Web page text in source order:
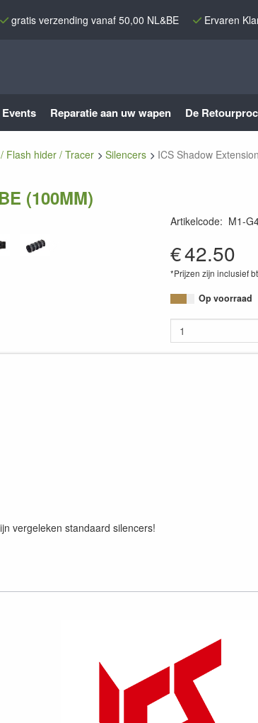
gratis verzending vanaf 50,00 NL&BE Ervaren
Events Reparatie aan uw wapen De
Flash hider / Tracer Silencers ICS Shadow
(100MM)
Artikelcode: M1-
€42.50
*Prijzen zijn inclusief
Op voorraad
vergeleken standaard silencers!